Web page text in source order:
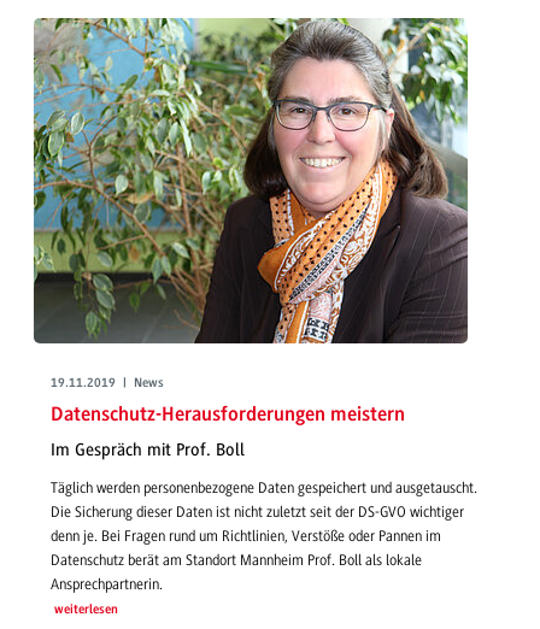
19.11.2019 | News
Datenschutz-Herausforderungen meistern
Im Gespräch mit Prof. Boll
Täglich werden personenbezogene Daten gespeichert und ausgetauscht.
Die Sicherung dieser Daten ist nicht zuletzt seit der DS-GVO wichtiger
denn je. Bei Fragen rund um Richtlinien, Verstöße oder Pannen im
Datenschutz berät am Standort Mannheim Prof. Boll als lokale
Ansprechpartnerin.
weiterlesen